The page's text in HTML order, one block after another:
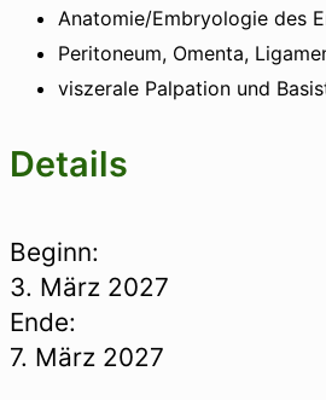
Anatomie/Embryologie des
Peritoneum, Omenta,
viszerale Palpation und
Details
Beginn:
3. März 2027
Ende:
7. März 2027